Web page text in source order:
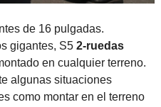
de 16 pulgadas.
gigantes, S5 2-ruedas
en cualquier terreno.
algunas situaciones
como montar en el terreno